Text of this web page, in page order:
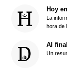
Hoy
La
hora de
Al
Un